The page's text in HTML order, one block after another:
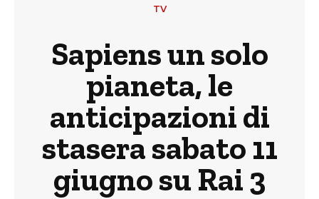
TV
Sapiens un solo
pianeta, le
anticipazioni di
stasera sabato 11
giugno su Rai 3